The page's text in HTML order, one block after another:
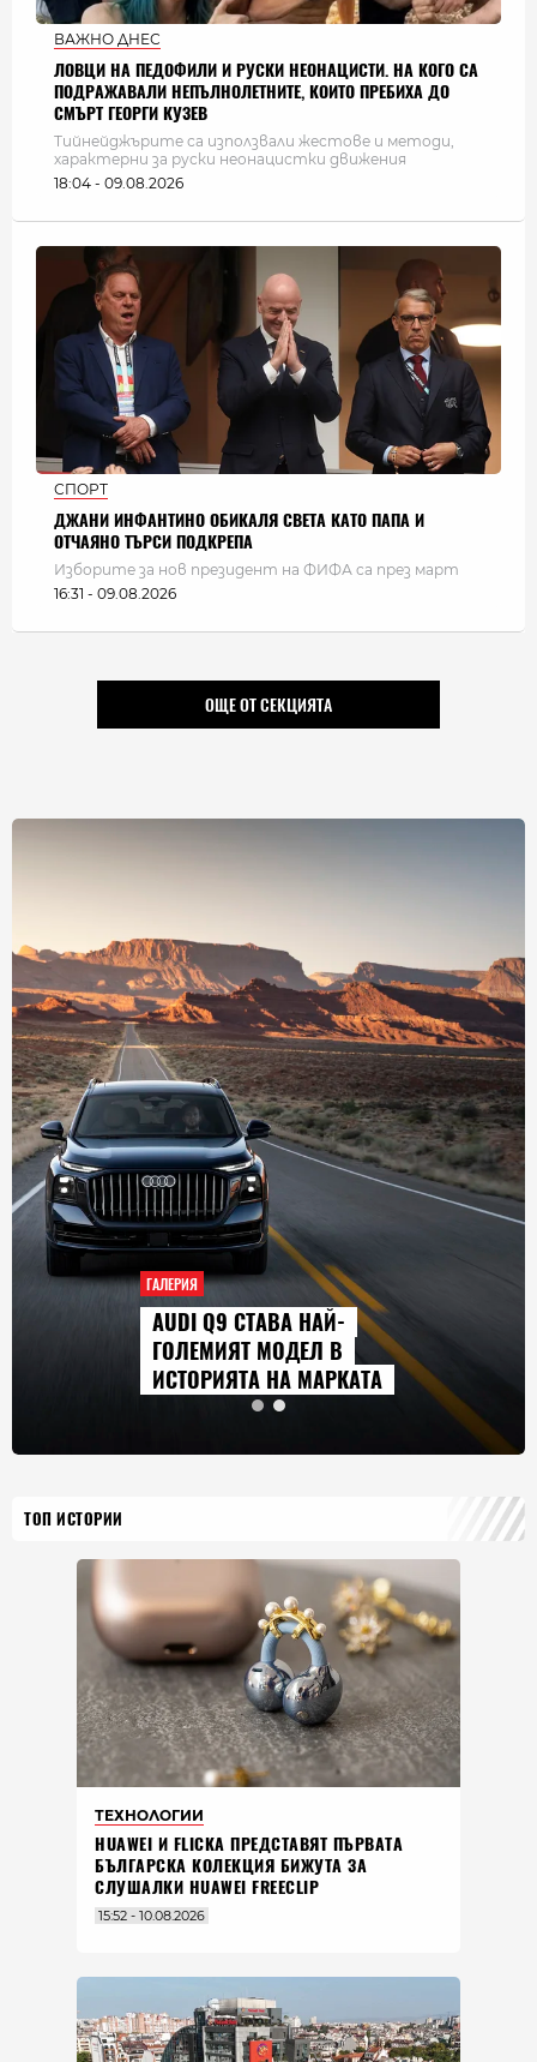
ВАЖНО ДНЕС
ЛОВЦИ НА ПЕДОФИЛИ И РУСКИ НЕОНАЦИСТИ. НА КОГО СА
ПОДРАЖАВАЛИ НЕПЪЛНОЛЕТНИТЕ, КОИТО ПРЕБИХА ДО
СМЪРТ ГЕОРГИ КУЗЕВ
Тийнейджърите са използвали жестове и методи,
характерни за руски неонацистки движения
18:04 - 09.08.2026
СПОРТ
ДЖАНИ ИНФАНТИНО ОБИКАЛЯ СВЕТА КАТО ПАПА И
ОТЧАЯНО ТЪРСИ ПОДКРЕПА
Изборите за нов президент на ФИФА са през март
16:31 - 09.08.2026
ОЩЕ ОТ СЕКЦИЯТА
ГАЛЕРИЯ
AUDI Q9 СТАВА НАЙ-
ГОЛЕМИЯТ МОДЕЛ В
ИСТОРИЯТА НА МАРКАТА
ТОП ИСТОРИИ
ТЕХНОЛОГИИ
HUAWEI И FLICKA ПРЕДСТАВЯТ ПЪРВАТА
БЪЛГАРСКА КОЛЕКЦИЯ БИЖУТА ЗА
СЛУШАЛКИ HUAWEI FREECLIP
15:52 - 10.08.2026